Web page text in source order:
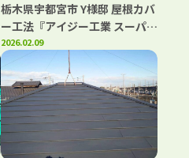
栃木県宇都宮市 Y様邸 屋根カバ
ー工法『アイジー工業 スーパー
ガルテクト』ベランダ防水工事
2026.02.09